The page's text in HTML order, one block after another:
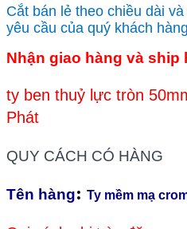
Cắt bán lẻ theo chiều dài
yêu cầu của quý khách hàng
Nhận giao hàng và ship
ty ben thuỷ lực tròn
Phát
QUY CÁCH CÓ HÀNG
Tên hàng: Ty mềm mạ